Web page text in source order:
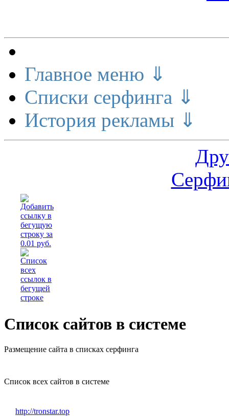
Главное меню ⇓
Списки серфинга ⇓
История рекламы ⇓
Список сайтов в системе
Размещение сайта в списках серфинга
Список всех сайтов в системе
http://tronstar.top